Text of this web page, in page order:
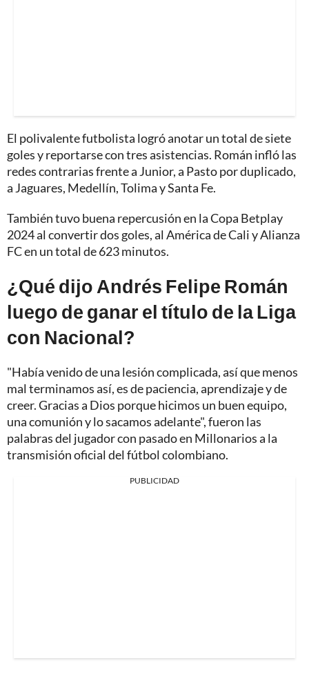
El polivalente futbolista logró anotar un total de siete
goles y reportarse con tres asistencias. Román infló las
redes contrarias frente a Junior, a Pasto por duplicado,
a Jaguares, Medellín, Tolima y Santa Fe.
También tuvo buena repercusión en la Copa Betplay
2024 al convertir dos goles, al América de Cali y Alianza
FC en un total de 623 minutos.
¿Qué dijo Andrés Felipe Román
luego de ganar el título de la Liga
con Nacional?
"Había venido de una lesión complicada, así que menos
mal terminamos así, es de paciencia, aprendizaje y de
creer. Gracias a Dios porque hicimos un buen equipo,
una comunión y lo sacamos adelante", fueron las
palabras del jugador con pasado en Millonarios a la
transmisión oficial del fútbol colombiano.
PUBLICIDAD